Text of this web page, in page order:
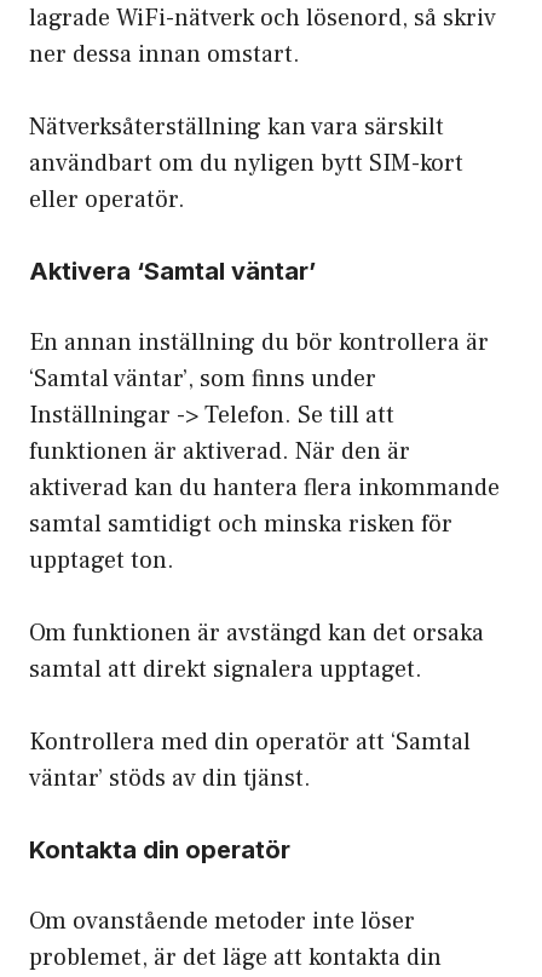
lagrade WiFi-nätverk och lösenord, så skriv
ner dessa innan omstart.
Nätverksåterställning kan vara särskilt
användbart om du nyligen bytt SIM-kort
eller operatör.
Aktivera ‘Samtal väntar’
En annan inställning du bör kontrollera är
‘Samtal väntar’, som finns under
Inställningar -> Telefon. Se till att
funktionen är aktiverad. När den är
aktiverad kan du hantera flera inkommande
samtal samtidigt och minska risken för
upptaget ton.
Om funktionen är avstängd kan det orsaka
samtal att direkt signalera upptaget.
Kontrollera med din operatör att ‘Samtal
väntar’ stöds av din tjänst.
Kontakta din operatör
Om ovanstående metoder inte löser
problemet, är det läge att kontakta din